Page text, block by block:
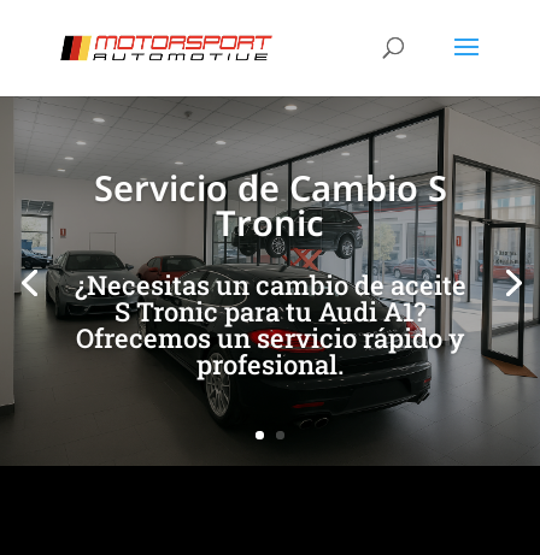
Servicio de Cambio S
Tronic
¿Necesitas un cambio de aceite
S Tronic para tu Audi A1?
Ofrecemos un servicio rápido y
profesional.
[/et_pb_slide] [/et_pb_slide]